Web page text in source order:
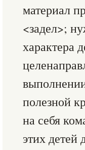
материал
<задел>;
характера
полезной
на себя
этих детей